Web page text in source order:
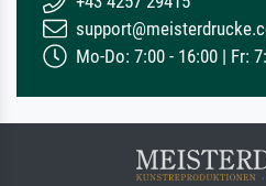
Mo-Do: 7:00 - 16:00 | Fr: